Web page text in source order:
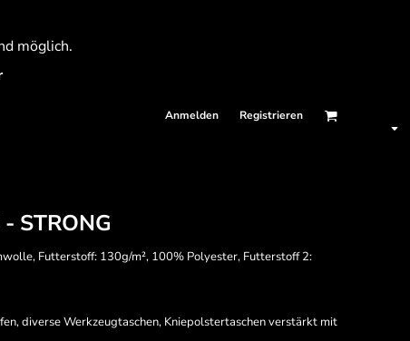
möglich.
Anmelden Registrieren
STRONG
Futterstoff: 130g/m², 100% Polyester, Futterstoff 2:
diverse Werkzeugtaschen, Kniepolstertaschen verstärkt mit